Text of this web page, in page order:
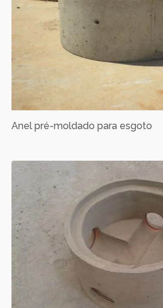
Anel pré-moldado para esgoto